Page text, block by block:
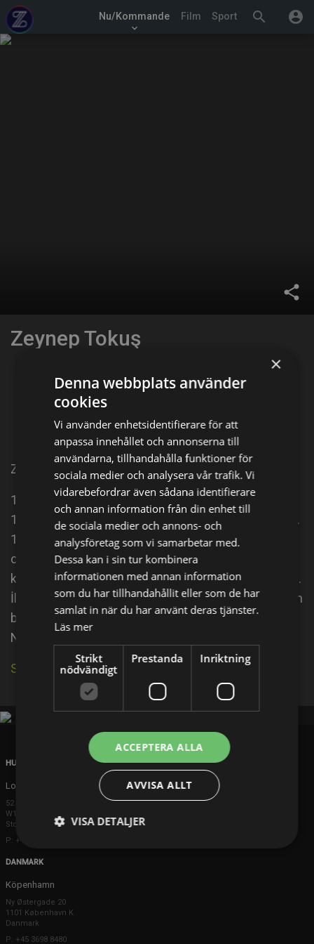
search account_circle
Nu/Kommande
keyboard_arrow_down
Film Sport
share
Zeynep Tokuş
Facebook X E-postadress
​Zeynep Tokuş (d.
1977, Ankara), Türk sinema ve dizi oyuncusudur.
1998 Star TV Güzellik Yarışması'nda birinci olmuştur.
1999 yılında Deli Yürek adlı dizide Zeynep rolünü
canlandırarak oyunculuğa adım attı. 2007 yılında
katıldığı Buzda Dans adlı yarışmada birincilik elde etti.
İlk evliliğini işadamı Bülent Helvacı ile yapan Tokuş'un
bu evliliğinden oğlu Alp dünyaya geldi. Jinekolog Alp
Nuhoğlu ile evliliğinden de oğlu Ali dünyaya geldi.
Se källa på IMDb
HUVUDKONTOR
London
52 Brook Street
W1K 5DS London
Storbritannien
P: +44 203 608 8181
DANMARK
Köpenhamn
Ny Østergade 20
1101 København K
Danmark
P: +45 3698 8480
×
Denna webbplats använder
cookies
Vi använder enhetsidentifierare för att
anpassa innehållet och annonserna till
användarna, tillhandahålla funktioner för
sociala medier och analysera vår trafik. Vi
vidarebefordrar även sådana identifierare
och annan information från din enhet till
de sociala medier och annons- och
analysföretag som vi samarbetar med.
Dessa kan i sin tur kombinera
informationen med annan information
som du har tillhandahållit eller som de har
samlat in när du har använt deras tjänster.
Läs mer
Strikt
nödvändigt
Prestanda Inriktning
ACCEPTERA ALLA
AVVISA ALLT
VISA DETALJER